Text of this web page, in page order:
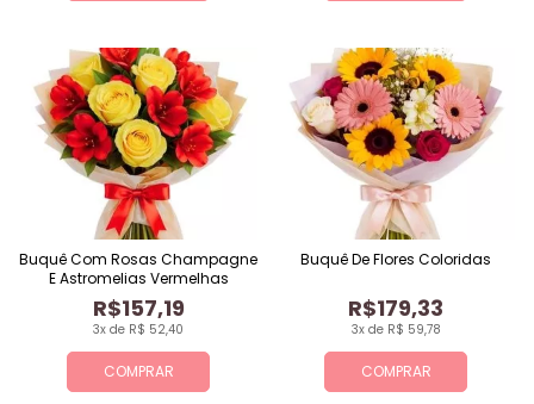
COMPRAR
3x de R$ 52,40
R$157,19
Buquê Com Rosas Champagne
E Astromelias Vermelhas
COMPRAR
3x de R$ 59,78
R$179,33
Buquê De Flores Coloridas